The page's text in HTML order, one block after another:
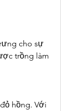
cho sự
trồng làm
hồng. Với